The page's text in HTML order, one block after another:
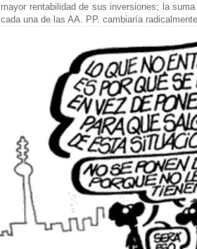
mayor rentabilidad de sus inversiones; la
cada una de las AA. PP. cambiaría